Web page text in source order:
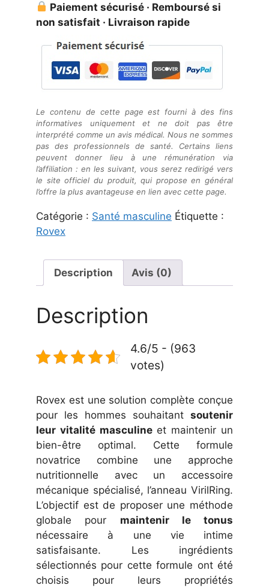
Paiement sécurisé · Remboursé si
non satisfait · Livraison rapide
Le contenu de cette page est fourni à des fins
informatives uniquement et ne doit pas être
interprété comme un avis médical. Nous ne sommes
pas des professionnels de santé. Certains liens
peuvent donner lieu à une rémunération via
l’affiliation : en les suivant, vous serez redirigé vers
le site officiel du produit, qui propose en général
l’offre la plus avantageuse en lien avec cette page.
Catégorie : Santé masculine Étiquette :
Rovex
Description Avis (0)
Description
4.6/5 - (963
votes)
Rovex est une solution complète conçue
pour les hommes souhaitant soutenir
leur vitalité masculineet maintenir un
bien-être optimal. Cette formule
novatrice combine une approche
nutritionnelle avec un accessoire
mécanique spécialisé, l’anneau VirilRing.
L’objectif est de proposer une méthode
globale pour maintenir le tonus
nécessaire à une vie intime
satisfaisante. Les ingrédients
sélectionnés pour cette formule ont été
choisis pour leurs propriétés